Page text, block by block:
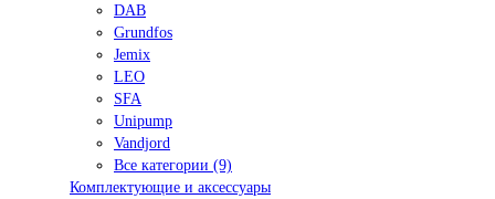
DAB
Grundfos
Jemix
LEO
SFA
Unipump
Vandjord
Все категории (9)
Комплектующие и аксессуары